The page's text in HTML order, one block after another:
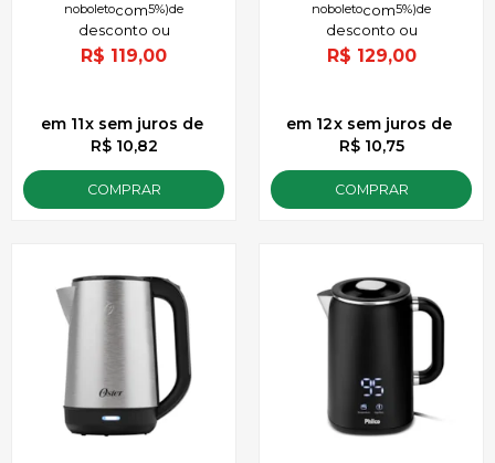
de
5%)
noboleto
R$ 119,00
11x
de
R$ 10,82
sem juros
COMPRAR
de
5%)
noboleto
R$ 129,00
12x
de
R$ 10,75
sem juros
COMPRAR